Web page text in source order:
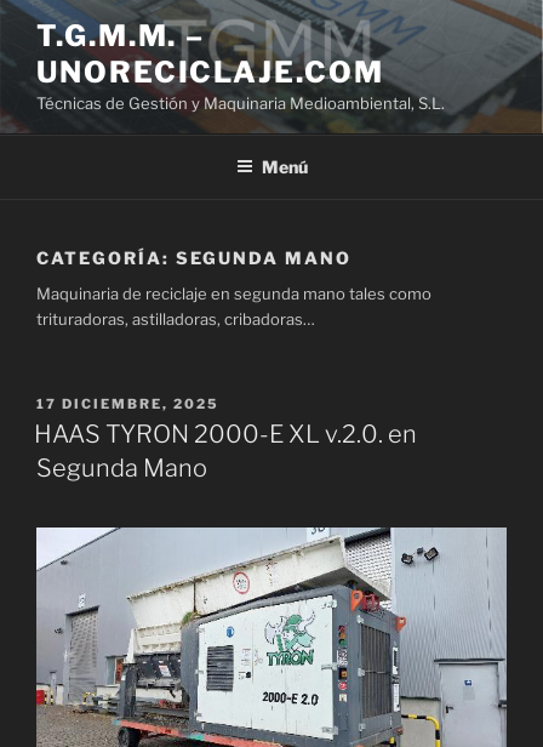
Saltar
contenido
T.G.M.M. –
UNORECICLAJE.COM
Técnicas de Gestión y Maquinaria Medioambiental, S.L.
Menú
CATEGORÍA: SEGUNDA MANO
Maquinaria de reciclaje en segunda mano tales como
trituradoras, astilladoras, cribadoras…
PUBLICADO
EL
17 DICIEMBRE, 2025
HAAS TYRON 2000-E XL v.2.0. en
Segunda Mano